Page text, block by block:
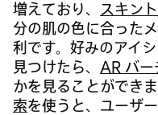
増えており、
スキン
分の肌の色に合った
利です。好みのアイ
見つけたら、 AR バー
かを見ることができま
索を使うと、ユーザ